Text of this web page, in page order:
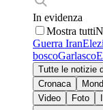
In evidenza
Mostra tutti
Guerra Iran
boscoGarlasco
Tutte le notizie
Cronaca
Video
Foto